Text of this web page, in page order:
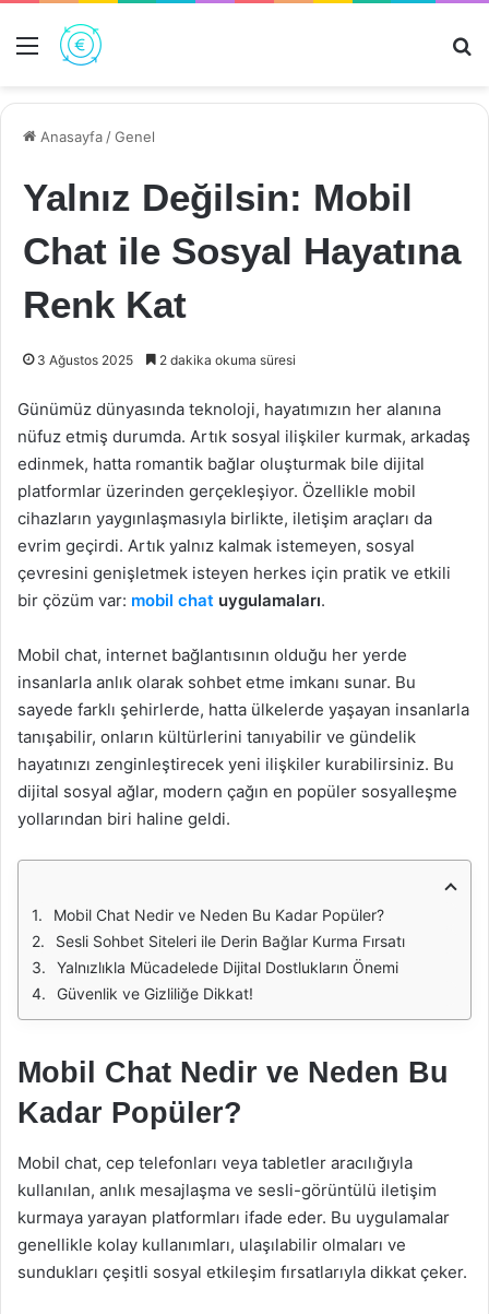
Menü
Anasayfa /Genel
Yalnız Değilsin: Mobil
Chat ile Sosyal Hayatına
Renk Kat
3 Ağustos 2025 2 dakika okuma süresi
Günümüz dünyasında teknoloji, hayatımızın her alanına
nüfuz etmiş durumda. Artık sosyal ilişkiler kurmak, arkadaş
edinmek, hatta romantik bağlar oluşturmak bile dijital
platformlar üzerinden gerçekleşiyor. Özellikle mobil
cihazların yaygınlaşmasıyla birlikte, iletişim araçları da
evrim geçirdi. Artık yalnız kalmak istemeyen, sosyal
çevresini genişletmek isteyen herkes için pratik ve etkili
bir çözüm var: mobil chat uygulamaları.
Mobil chat, internet bağlantısının olduğu her yerde
insanlarla anlık olarak sohbet etme imkanı sunar. Bu
sayede farklı şehirlerde, hatta ülkelerde yaşayan insanlarla
tanışabilir, onların kültürlerini tanıyabilir ve gündelik
hayatınızı zenginleştirecek yeni ilişkiler kurabilirsiniz. Bu
dijital sosyal ağlar, modern çağın en popüler sosyalleşme
yollarından biri haline geldi.
Mobil Chat Nedir ve Neden Bu Kadar Popüler?
Sesli Sohbet Siteleri ile Derin Bağlar Kurma Fırsatı
Yalnızlıkla Mücadelede Dijital Dostlukların Önemi
Güvenlik ve Gizliliğe Dikkat!
Mobil Chat Nedir ve Neden Bu
Kadar Popüler?
Mobil chat, cep telefonları veya tabletler aracılığıyla
kullanılan, anlık mesajlaşma ve sesli-görüntülü iletişim
kurmaya yarayan platformları ifade eder. Bu uygulamalar
genellikle kolay kullanımları, ulaşılabilir olmaları ve
sundukları çeşitli sosyal etkileşim fırsatlarıyla dikkat çeker.